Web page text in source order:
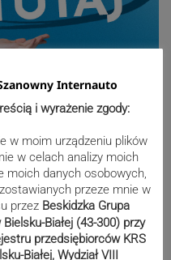
z MCK Żywiec!
Internauto
i wyrażenie zgody:
w moim urządzeniu plików
w celach analizy moich
moich danych osobowych,
przeze mnie w
przez Beskidzka Grupa
Białej (43-300) przy
przedsiębiorców KRS
Białej, Wydział VIII